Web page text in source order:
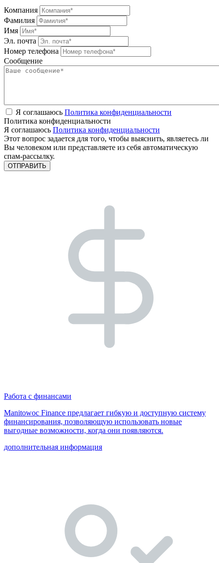
Компания
Фамилия
Имя
Эл. почта
Номер телефона
Сообщение
Я соглашаюсь Политика конфиденциальности
Политика конфиденциальности
Я соглашаюсь Политика конфиденциальности
Этот вопрос задается для того, чтобы выяснить, являетесь ли
Вы человеком или представляете из себя автоматическую
спам-рассылку.
Работа с финансами
Manitowoc Finance предлагает гибкую и доступную систему
финансирования, позволяющую использовать новые
выгодные возможности, когда они появляются.
дополнительная информация